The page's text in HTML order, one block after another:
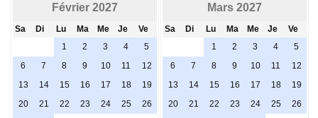
Février 2027
Sa Di Lu Ma Me Je
Ve
1
2 3 4
5
6
7 8 9 10 11
12
13
14 15 16 17 18
19
20
21 22 23 24 25 26
Mars 2027
Sa Di Lu Ma Me Je
Ve
1
2 3 4
5
6
7 8 9 10 11
12
13
14 15 16 17 18
19
20
21 22 23 24 25 26